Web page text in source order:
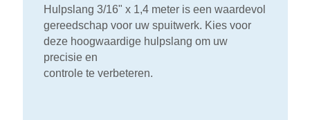
Hulpslang 3/16" x 1,4 meter is een waardevol
gereedschap voor uw spuitwerk. Kies voor
deze hoogwaardige hulpslang om uw
precisie en
controle te verbeteren.